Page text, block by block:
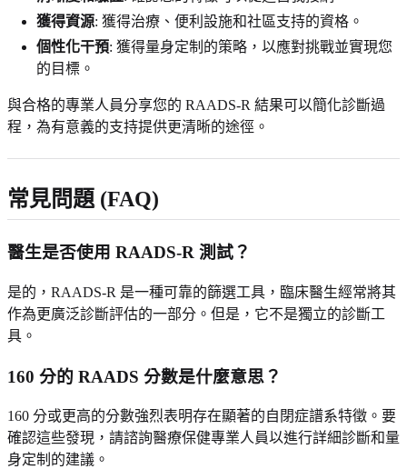
獲得資源: 獲得治療、便利設施和社區支持的資格。
個性化干預: 獲得量身定制的策略，以應對挑戰並實現您
的目標。
與合格的專業人員分享您的 RAADS-R 結果可以簡化診斷過
程，為有意義的支持提供更清晰的途徑。
常見問題 (FAQ)
醫生是否使用 RAADS-R 測試？
是的，RAADS-R 是一種可靠的篩選工具，臨床醫生經常將其
作為更廣泛診斷評估的一部分。但是，它不是獨立的診斷工
具。
160 分的 RAADS 分數是什麼意思？
160 分或更高的分數強烈表明存在顯著的自閉症譜系特徵。要
確認這些發現，請諮詢醫療保健專業人員以進行詳細診斷和量
身定制的建議。